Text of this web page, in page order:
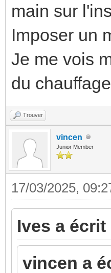
main sur
Imposer un
Je me vois
du
Trouver
vincen
Junior Member
17/03/2025,
Ives a écrit
vincen a